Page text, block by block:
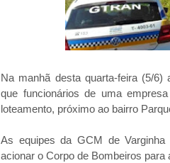
Na manhã desta quarta-feira (5/
que funcionários de uma
loteamento, próximo ao bairro
As equipes da GCM de
acionar o Corpo de Bombeiros para